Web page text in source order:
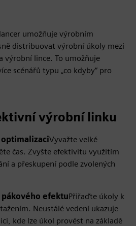
umožňuje výrobním
distribuovat výrobní úkoly mezi
výrobní lince. To umožňuje
scénářů typu „co kdyby“ pro
výrobní linku
Vyvažte velké
čas. Zvyšte efektivitu využitím
a přeskupení podle zvolených
efektuPřiřaďte úkoly k
Neustálé vedení ukazuje
kde lze úkol provést na základě